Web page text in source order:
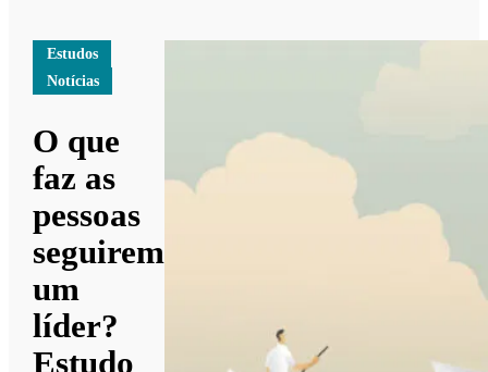
Estudos
Notícias
O que
faz as
pessoas
seguirem
um
líder?
Estudo